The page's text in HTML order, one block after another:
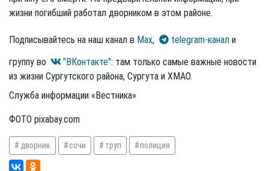
жизни погибший работал дворником в этом районе.
Подписывайтесь на наш канал в Max, telegram-канал и
группу во
"ВКонтакте": там только самые важные новости
из жизни Сургутского района, Сургута и ХМАО.
Служба информации «Вестника»
ФОТО pixabay.com
дворник сочи труп полиция